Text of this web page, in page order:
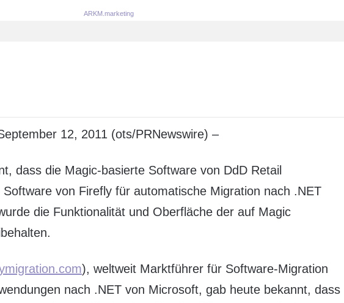
ARKM.marketing
12, 2011 (ots/PRNewswire) –
dass die Magic-basierte Software von DdD Retail
von Firefly für automatische Migration nach .NET
die Funktionalität und Oberfläche der auf Magic
), weltweit Marktführer für Software-Migration
nach .NET von Microsoft, gab heute bekannt, dass